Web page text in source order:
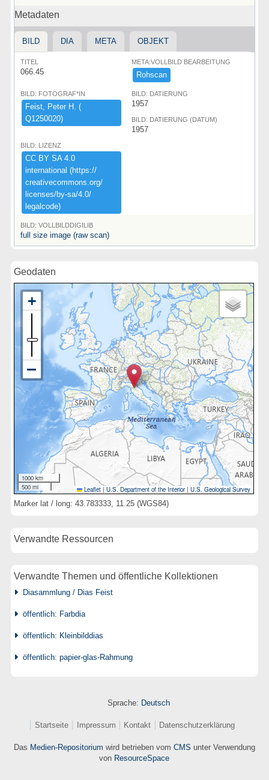
Metadaten
BILD DIA META OBJEKT
TITEL
066.45
META:VOLLBILD BEARBEITUNG
Rohscan
BILD: FOTOGRAF*IN
Feist,​ ​Peter ​H.​ ​(​
Q1250020)​
BILD: DATIERUNG
1957
BILD: DATIERUNG (DATUM)
1957
BILD: LIZENZ
CC ​BY ​SA ​4.​0 ​
international ​(​https:​/​/​
creativecommons.​org/​
licenses/​by-​sa/​4.​0/​
legalcode)​
BILD: VOLLBILDDIGILIB
full size image (raw scan)
Geodaten
1000 km
500 mi
Leaflet | U.S. Department of the Interior|U.S. Geological Survey
Marker lat / long: 43.783333, 11.25 (WGS84)
Verwandte Ressourcen
Verwandte Themen und öffentliche Kollektionen
Diasammlung / Dias Feist
öffentlich: Farbdia
öffentlich: Kleinbilddias
öffentlich: papier-glas-Rahmung
Sprache: Deutsch
Startseite Impressum Kontakt Datenschutzerklärung
Das Medien-Repositorium wird betrieben vom CMS unter Verwendung
von ResourceSpace